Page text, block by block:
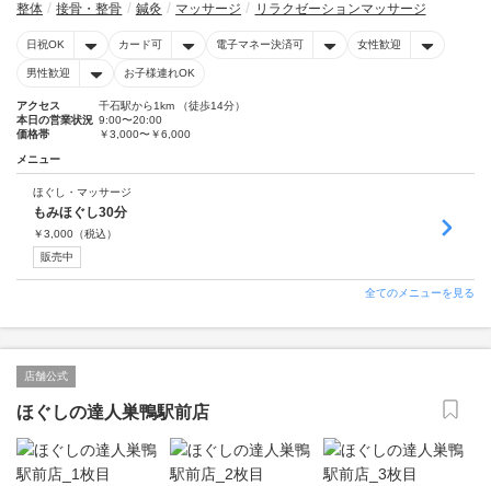
整体 接骨・整骨 鍼灸 マッサージ リラクゼーションマッサージ
日祝OK カード可 電子マネー決済可 女性歓迎
男性歓迎 お子様連れOK
アクセス
千石駅から1km （徒歩14分）
本日の営業状況 9:00〜20:00
価格帯
￥3,000〜￥6,000
メニュー
ほぐし・マッサージ
もみほぐし30分
￥3,000 （税込）
販売中
全てのメニューを見る
店舗公式
ほぐしの達人巣鴨駅前店